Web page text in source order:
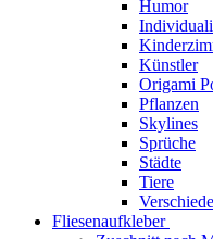
Humor
Künstler
Origami
Pflanzen
Skylines
Sprüche
Städte
Tiere
Fliesenaufkleber